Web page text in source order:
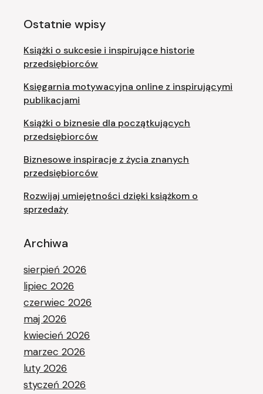
Ostatnie wpisy
Książki o sukcesie i inspirujące historie
przedsiębiorców
Księgarnia motywacyjna online z inspirującymi
publikacjami
Książki o biznesie dla początkujących
przedsiębiorców
Biznesowe inspiracje z życia znanych
przedsiębiorców
Rozwijaj umiejętności dzięki książkom o
sprzedaży
Archiwa
sierpień 2026
lipiec 2026
czerwiec 2026
maj 2026
kwiecień 2026
marzec 2026
luty 2026
styczeń 2026